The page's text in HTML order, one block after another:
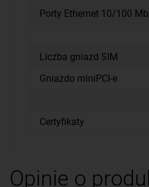
Porty Ethernet 10/100
Liczba gniazd SIM
Gniazdo miniPCI-e
Certyfikaty
Opinie o